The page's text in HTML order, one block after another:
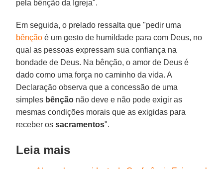
pela bênção da Igreja".
Em seguida, o prelado ressalta que "pedir uma
bênção é um gesto de humildade para com Deus, no
qual as pessoas expressam sua confiança na
bondade de Deus. Na bênção, o amor de Deus é
dado como uma força no caminho da vida. A
Declaração observa que a concessão de uma
simples bênção não deve e não pode exigir as
mesmas condições morais que as exigidas para
receber ossacramentos".
Leia mais